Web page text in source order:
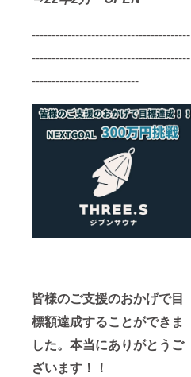
----------------------------------------
----------------------------------------
---------------------------
皆様のご支援のおかげで目
標額達成することができま
した。本当にありがとうご
ざいます！！